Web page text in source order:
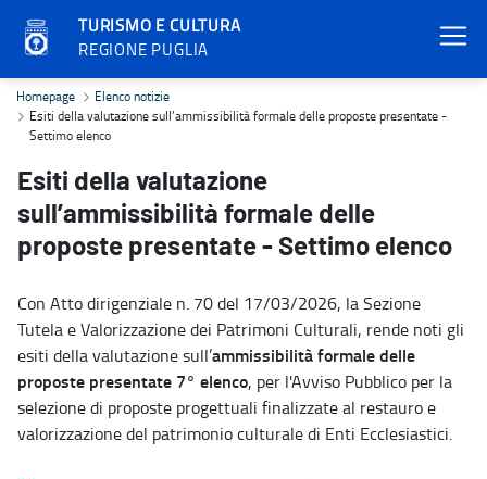
TURISMO E CULTURA
REGIONE PUGLIA
Esiti della valutazione sull’ammissibilità formale delle proposte
Homepage
Elenco notizie
Esiti della valutazione sull’ammissibilità formale delle proposte presentate -
Settimo elenco
Esiti della valutazione
sull’ammissibilità formale delle
proposte presentate - Settimo elenco
Con Atto dirigenziale n. 70 del 17/03/2026, la Sezione
Tutela e Valorizzazione dei Patrimoni Culturali, rende noti gli
esiti della valutazione sull’ammissibilità formale delle
proposte presentate 7° elenco, per l'Avviso Pubblico per la
selezione di proposte progettuali finalizzate al restauro e
valorizzazione del patrimonio culturale di Enti Ecclesiastici.